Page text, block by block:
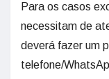
Para os casos
necessitam de
deverá fazer um
telefone/